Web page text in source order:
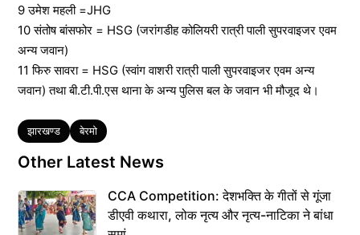
9 उमेश महली =JHG
10 संतोष बांसफोर = HSG (जरांगडीह कोलियरी रात्री पाली सुपरवाइजर एवम
अन्य जवान)
11 फिरु सावरा = HSG (स्वांग वाशरी रात्री पाली सुपरवाइजर एवम अन्य
जवान) तथा बी.टी.पी.एस थाना के अन्य पुलिस बल के जवान भी मौजूद थे।
Tags
झारखण्ड बेरमो
Other Latest News
CCA Competition: देशभक्ति के गीतों से गूंजा
डीएवी कथारा, लोक नृत्य और नृत्य-नाटिका ने बांधा